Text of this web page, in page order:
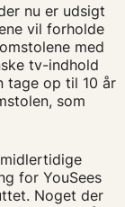
nu er udsigt
vil forholde
med
tv-indhold
tage op til 10 år
som
for YouSees
Noget der